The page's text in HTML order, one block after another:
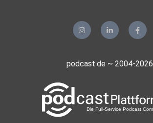
podcast.de ~ 2004-2026